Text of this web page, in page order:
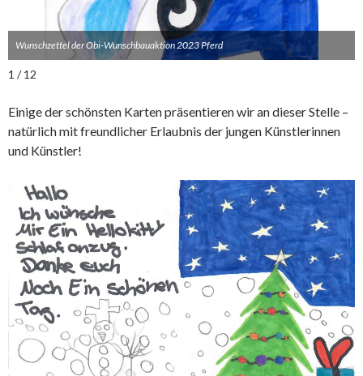
Wunschzettel der Obi-Wunschbauaktion 2023 Pferd
1 / 12
Einige der schönsten Karten präsentieren wir an dieser Stelle –
natürlich mit freundlicher Erlaubnis der jungen Künstlerinnen
und Künstler!